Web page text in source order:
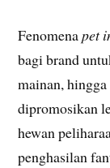
Fenomenapet
bagi brand
mainan,
dipromosikan
hewan
penghasilan